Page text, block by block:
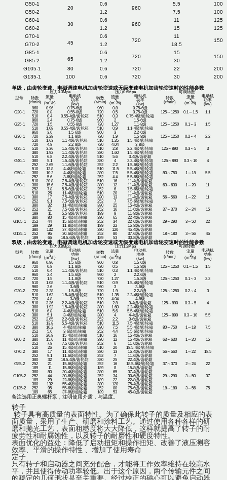
G50-1
20
0.6
960
5.5
100
G50-2
1.2 7.5
100
G60-1
30
0.6
960
11
125
G60-2
1.2 15
125
G70-1
45
0.6
720
11
150
G70-2 1.2
18.5
G85-1
65
0.6
720
15
150
G85-2 1.2
30
G105-1
80 0.6 720 22
200
G135-1
100 0.6 720 30
200
单级，由齿轮变速、电磁调速电机加齿轮变速或无级变速电机加齿轮变速时的性能参数
型号
压力0.3Mpa 压力0.6Mpa
可调转数
转数
(r/min)
流量
(m3/h)
电动机
功率
(kw)
转数
(r/min)
流量
(m3/h)
电动机
功率
(kw)
转数
(r/min)
流量
(m3/h)
电动机
功率
(kw)
G20-1
960 0.96 0.75-6级 960 0.8
0.75-6级
125～1250
0.1～1.5 1.1
720 0.8 0.55-8级 720 0.5
0.75-8级
510
0.4 0.55-4级/齿轮箱 510 0.3
0.75-4级/齿轮箱
G25-1
960 2.4 0.75-6级 960 2
1.5-6级
125～1250
0.1～3 1.5
720 1.5 0.55-8级 720 1.27
1.1-8级
510
1.08 0.55-4级/齿轮箱 510 0.9
1.1-4级/齿轮箱
G30-1
960 3.6 1.5-6级 960 3
2.2-6级
125～1250
0.2～4 2.2
720 2.28 1.1-8级 720 1.9
1.5-8级
510
1.63 1.1-4级/齿轮箱 510 1.35
1.5-4级/齿轮箱
G35-1
720 4.8 2.2-8级 720 4.04
3-8级
125～890
0.3～5 3
510 3.36 1.5-4级/齿轮箱 510 2.8
2.2-4级/齿轮箱
380
1.92 1.1-4级/齿轮箱 380 1.60
1.5-4级/齿轮箱
G40-1
510 6.8 2.2-4级/齿轮箱 510 5.6
3-4级/齿轮箱
125～890
0.3～10 4
380 5.1 1.5-4级/齿轮箱 380 4
2.2-4级/齿轮箱
252
2.65 1.1-6级/齿轮箱 252 2.2
1.5-6级/齿轮箱
G50-1
510 13.8 4-4级/齿轮箱 510 11.5
5.5-4级/齿轮箱
80～750
1～18 5.5
380 10.2 4-4级/齿轮箱 380 7.5
5.5-4级/齿轮箱
252
5.6 3-6级/齿轮箱 252 4.4
5.5-6级/齿轮箱
G60-1
510 20.8 7.5-4级/齿轮箱 510 16
11-4级/齿轮箱
63～630
1～20 11
380 15.6 7.5-4级/齿轮箱 380 12
11-4级/齿轮箱
252
7.8 5.5-6级/齿轮箱 252 6
7.5-6级/齿轮箱
G70-1
510 26 11-4级/齿轮箱 510 20
11-4级/齿轮箱
56～560
1～22 11
380 17 7.5-4级/齿轮箱 380 13
11-4级/齿轮箱
252
9.1 7.5-6级/齿轮箱 252 7
7.5-6级/齿轮箱
G85-1
380 32 11-4级/齿轮箱 380 25
15-4级/齿轮箱
37～370
2～24 15
252 21 7.5-6级/齿轮箱 252 16
11-6级/齿轮箱
189
11 5.5-8级/齿轮箱 189 8
11-8级/齿轮箱
G105-1
380 80 15-4级/齿轮箱 380 65
22-4级/齿轮箱
29～290
3～50 22
252 44 15-6级/齿轮箱 252 34
22-6级/齿轮箱
189
29 11-8级/齿轮箱 189 22
15-8级/齿轮箱
G135-1
380 132 37-4级/齿轮箱 380 120
45-4级/齿轮箱
18～180
3～56 45
252 95 30-6级/齿轮箱 252 80
37-6级/齿轮箱
189
65 18.5-6级/齿轮箱 189 53 30-8级/齿轮箱
双级，由齿轮变速、电磁调速电机加齿轮变速或无级变速电机加齿轮变速时的性能参数
型号
压力0.8Mpa 压力1.2Mpa
可调转数
转数
(r/min)
流量
(m3/h)
电动机
功率
(kw)
转数
(r/min)
流量
(m3/h)
电动机
功率
(kw)
转数
(r/min)
流量
(m3/h)
电动机
功率
(kw)
G20-2
960 0.96 1.5-6级 960 0.8
1.5-6级
125～1250
0.1～1.5 1.5
720 0.8 1.1-8级 720 0.5
1.5-8级
510
0.4 1.1-4级/齿轮箱 510 0.3
1.1-4级/齿轮箱
G25-2
960 2.4 1.5-6级 960 2
2.2-6级
125～1250
0.1～3 2.2
720 1.5 1.1-8级 720 1.27
1.5-8级
510
1.08 1.1-4级/齿轮箱 510 0.9
1.5-4级/齿轮箱
G30-2
960 3.6 3-6级 960 3
3-6级
125～1250
0.2～4 3
720 2.28 1.5-8级 720 1.9
2.2-8级
510
1.63 1.5-4级/齿轮箱 510 1.35
2.2-4级/齿轮箱
G35-2
720 4.8 3-8级 720 4.04
4-8级
125～890
0.3～5 4
510 3.36 2.2-4级/齿轮箱 510 2.8
3-4级/齿轮箱
380
1.92 1.5-4级/齿轮箱 380 1.60
2.2-4级/齿轮箱
G40-2
510 6.8 4-4级/齿轮箱 510 5.6
5.5-4级/齿轮箱
125～890
0.3～10 5.5
380 5.1 3-4级/齿轮箱 380 4
4-4级/齿轮箱
252
2.65 2.2-6级/齿轮箱 252 2.2
3-6级/齿轮箱
G50-2
510 13.8 5.5-4级/齿轮箱 510 11.5
7.5-4级/齿轮箱
80～750
1～18 7.5
380 10.2 4-4级/齿轮箱 380 7.5
5.5-4级/齿轮箱
252
5.6 3-6级/齿轮箱 252 4.4
5.5-6级/齿轮箱
G60-2
510 20.8 15-4级/齿轮箱 510 16
15-4级/齿轮箱
63～630
1～20 15
380 15.6 11-4级/齿轮箱 380 12
15-4级/齿轮箱
252
7.8 7.5-6级/齿轮箱 252 6
11-6级/齿轮箱
G70-2
510 26 15-4级/齿轮箱 510 20
18.5-4级/齿轮箱
56～560
1～22 18.5
380 17 11-4级/齿轮箱 380 13
15-4级/齿轮箱
252
9.1 11-6级/齿轮箱 252 7
11-6级/齿轮箱
G85-2
380 32 18.5-4级/齿轮箱 380 25
22-4级/齿轮箱
37～370
2～24 22
252 21 15-6级/齿轮箱 252 16
18.5-6级/齿轮箱
189
11 15-8级/齿轮箱 189 8
15-8级/齿轮箱
G105-2
380 80 30-4级/齿轮箱 380 65
37-4级/齿轮箱
29～290
3～50 37
252 44 30-6级/齿轮箱 252 34
30-6级/齿轮箱
189
29 22-8级/齿轮箱 189 22
22-8级/齿轮箱
G135-2
380 132 55-4级/齿轮箱 380 120
75-4级/齿轮箱
18～180
3～56 75
252 95 55-6级/齿轮箱 252 80
75-6级/齿轮箱
189
65 37-8级/齿轮箱 189 53 45-8级/齿轮箱
备注选用正奥螺杆泵，注明使用介质，与温度。
转子
转子具有高质量的表面特性。为了确保此转子的质量及相应的表
面质量，采用了生产、研磨和涂料工艺。通过使用各种各样的研
磨和抛光工艺，表面粗糙度将大大降低，这样就提高了转子的耐
疲劳性和耐腐蚀性，以及转子的耐磨性和硬度特性。
表面优化的益处：降低了启动扭矩和操作扭矩、改善了液压测容
效率、平滑的操作特性 、增加了使用寿命
定子
只有转子和启动器之间充分配合，才能将工作效率维持在较高水
平，并且使得传动功率较低。出于这个原因，两个传输元件之间
的稳定的几何形状是至关重要。经过校正的磁心可以避免启动器